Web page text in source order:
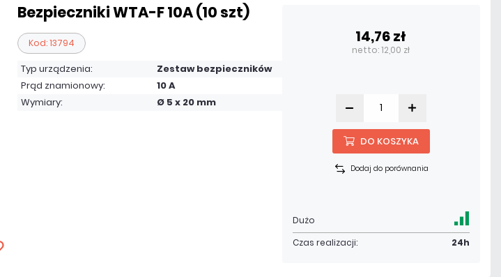
Bezpieczniki WTA-F 10A (10 szt)
Kod: 13794
Typ urządzenia:
Zestaw bezpieczników
Prąd znamionowy:
10 A
Wymiary:
Ø 5 x 20 mm
14,76 zł
netto: 12,00 zł
DO KOSZYKA
Dodaj do porównania
Dużo
Czas realizacji:
24h